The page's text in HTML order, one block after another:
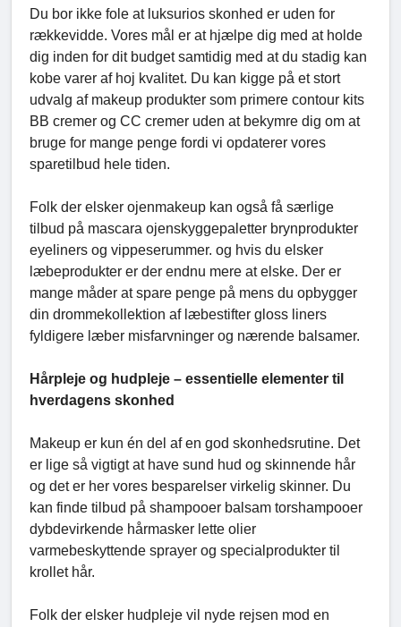
Du bor ikke fole at luksurios skonhed er uden for
rækkevidde. Vores mål er at hjælpe dig med at holde
dig inden for dit budget samtidig med at du stadig kan
kobe varer af hoj kvalitet. Du kan kigge på et stort
udvalg af makeup produkter som primere contour kits
BB cremer og CC cremer uden at bekymre dig om at
bruge for mange penge fordi vi opdaterer vores
sparetilbud hele tiden.
Folk der elsker ojenmakeup kan også få særlige
tilbud på mascara ojenskyggepaletter brynprodukter
eyeliners og vippeserummer. og hvis du elsker
læbeprodukter er der endnu mere at elske. Der er
mange måder at spare penge på mens du opbygger
din drommekollektion af læbestifter gloss liners
fyldigere læber misfarvninger og nærende balsamer.
Hårpleje og hudpleje – essentielle elementer til
hverdagens skonhed
Makeup er kun én del af en god skonhedsrutine. Det
er lige så vigtigt at have sund hud og skinnende hår
og det er her vores besparelser virkelig skinner. Du
kan finde tilbud på shampooer balsam torshampooer
dybdevirkende hårmasker lette olier
varmebeskyttende sprayer og specialprodukter til
krollet hår.
Folk der elsker hudpleje vil nyde rejsen mod en